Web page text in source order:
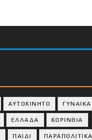
ΑΥΤΟΚΙΝΗΤΟ ΓΥΝΑΙΚΑ
ΕΛΛΑΔΑ ΚΟΡΙΝΘΙΑ
ΠΑΙΔΙ ΠΑΡΑΠΟΛΙΤΙΚΑ